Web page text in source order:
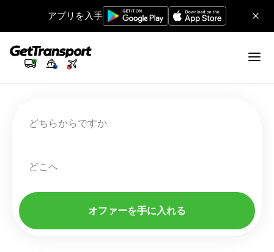
アプリを入手
どちらからですか
どこへ
オファーを手に入れる